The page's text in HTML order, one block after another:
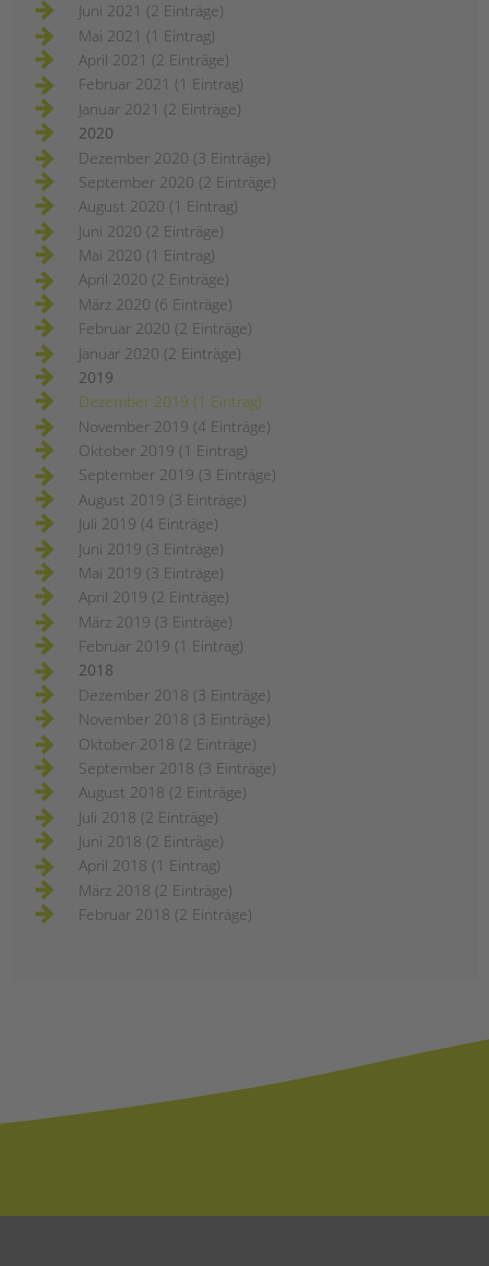
Juni 2021 (2 Einträge)
Mai 2021 (1 Eintrag)
April 2021 (2 Einträge)
Februar 2021 (1 Eintrag)
Januar 2021 (2 Einträge)
2020
Dezember 2020 (3 Einträge)
September 2020 (2 Einträge)
August 2020 (1 Eintrag)
Juni 2020 (2 Einträge)
Mai 2020 (1 Eintrag)
April 2020 (2 Einträge)
März 2020 (6 Einträge)
Februar 2020 (2 Einträge)
Januar 2020 (2 Einträge)
2019
Dezember 2019 (1 Eintrag)
November 2019 (4 Einträge)
Oktober 2019 (1 Eintrag)
September 2019 (3 Einträge)
August 2019 (3 Einträge)
Juli 2019 (4 Einträge)
Juni 2019 (3 Einträge)
Mai 2019 (3 Einträge)
April 2019 (2 Einträge)
März 2019 (3 Einträge)
Februar 2019 (1 Eintrag)
2018
Dezember 2018 (3 Einträge)
November 2018 (3 Einträge)
Oktober 2018 (2 Einträge)
September 2018 (3 Einträge)
August 2018 (2 Einträge)
Juli 2018 (2 Einträge)
Juni 2018 (2 Einträge)
April 2018 (1 Eintrag)
März 2018 (2 Einträge)
Februar 2018 (2 Einträge)